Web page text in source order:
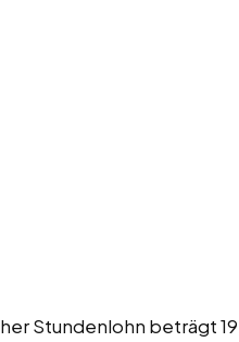
Stundenlohn beträgt